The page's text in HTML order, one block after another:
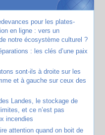
pour les plates-
en ligne : vers un
notre écosystème culturel ?
: les clés d’une paix
sont-ils à droite sur les
et à gauche sur ceux des
Landes, le stockage de
et ce n’est pas
incendies
attention quand on boit de